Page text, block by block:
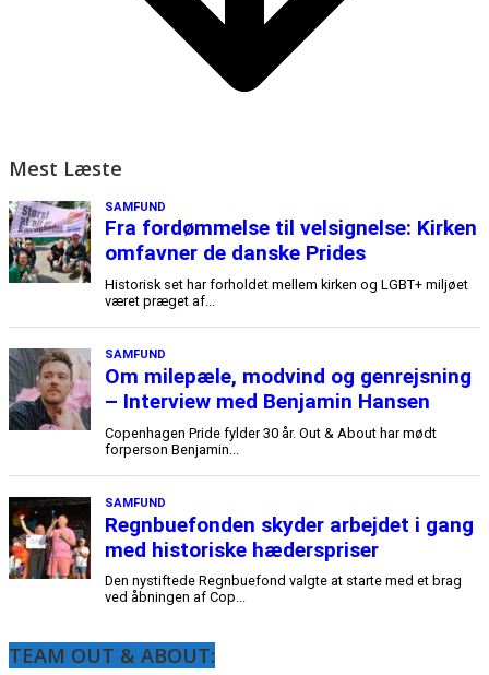
Mest Læste
TEAM OUT & ABOUT: